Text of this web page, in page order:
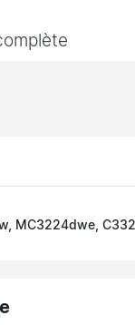
MC3224dwe,